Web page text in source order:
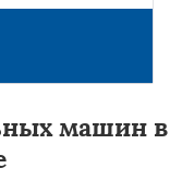
машин в